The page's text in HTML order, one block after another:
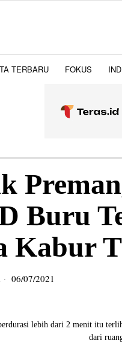
TERBARU FOKUS
Buru
Kabur
06/07/2021
lebih dari 2 menit itu
dari